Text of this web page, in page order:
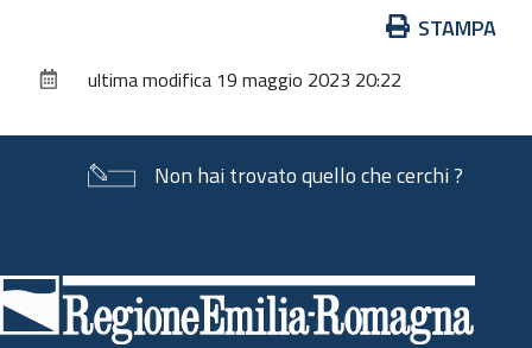
documento
STAMPA
ultima modifica 19 maggio 2023 20:22
Non hai trovato quello che cerchi ?
di
pagina